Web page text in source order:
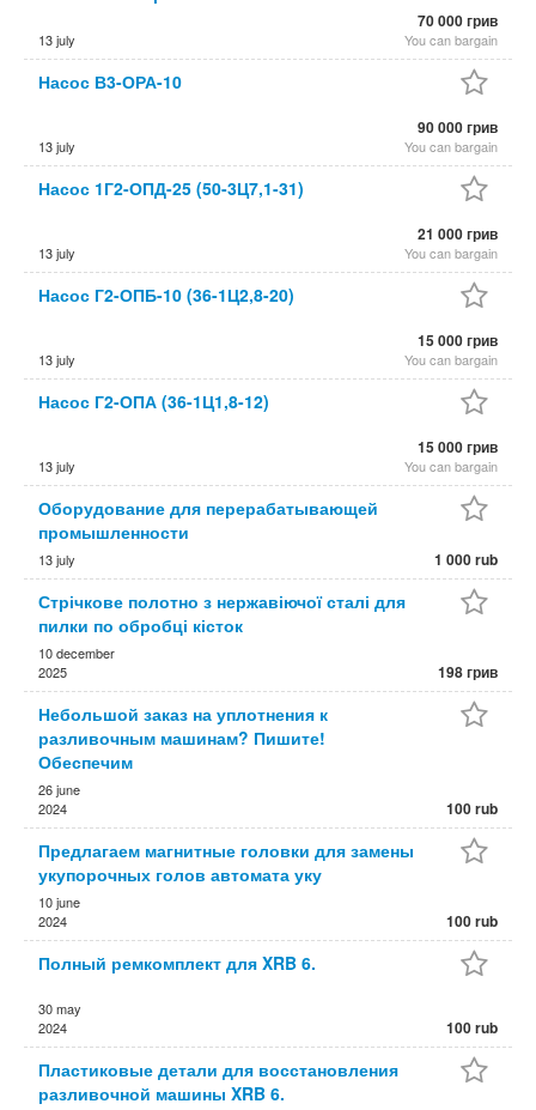
13 july
70 000 грив
You can bargain
Насос В3-ОРА-10
13 july
90 000 грив
You can bargain
Насос 1Г2-ОПД-25 (50-3Ц7,1-31)
13 july
21 000 грив
You can bargain
Насос Г2-ОПБ-10 (36-1Ц2,8-20)
13 july
15 000 грив
You can bargain
Насос Г2-ОПА (36-1Ц1,8-12)
13 july
15 000 грив
You can bargain
Оборудование для перерабатывающей
промышленности
13 july 1 000 rub
Стрічкове полотно з нержавіючої сталі для
пилки по обробці кісток
10 december
2025
198 грив
Небольшой заказ на уплотнения к
разливочным машинам? Пишите!
Обеспечим
26 june
2024
100 rub
Предлагаем магнитные головки для замены
укупорочных голов автомата уку
10 june
2024
100 rub
Полный ремкомплект для XRB 6.
30 may
2024
100 rub
Пластиковые детали для восстановления
разливочной машины XRB 6.